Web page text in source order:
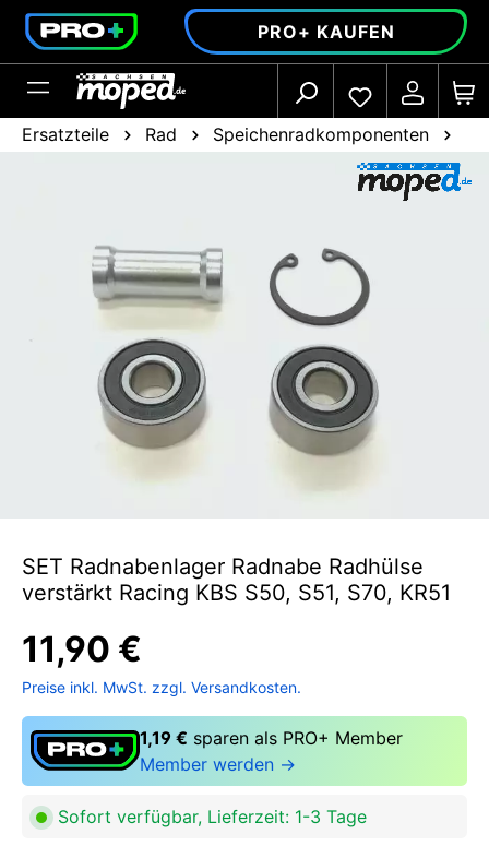
springen PRO+ KAUFEN
Ersatzteile Rad Speichenradkomponenten
SET Radnabenlager Radnabe Radhülse
verstärkt Racing KBS S50, S51, S70, KR51
11,90 €
Preise inkl. MwSt. zzgl. Versandkosten.
1,19 € sparen als PRO+ Member
Member werden →
Sofort verfügbar, Lieferzeit: 1-3 Tage